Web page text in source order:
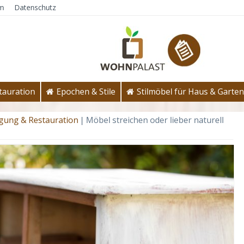
Datenschutz
Epochen & Stile Stilmöbel für Haus & Garten
& Restauration | Möbel streichen oder lieber naturell